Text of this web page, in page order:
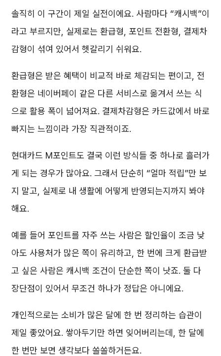
솔직히 이 구간이 제일 실전이에요. 사람마다 “캐시백”이
라고 부르지만, 실제로는 환급형, 포인트 전환형, 결제차
감형이 섞여 있어서 헷갈리기 쉬워요.
환급형은 받은 혜택이 비교적 바로 체감되는 편이고, 전
환형은 네이버페이 같은 다른 서비스로 옮겨서 쓰는 식
으로 활용 폭이 넓어져요. 결제차감형은 카드값에서 바로
빠지는 느낌이라 가장 직관적이죠.
현대카드 M포인트도 결국 이런 방식들 중 하나로 흘러가
게 되는 경우가 많아요. 그래서 단순히 “얼마 적립”만 보
지 말고, 실제로 내 생활에 어떻게 반영되는지까지 봐야
해요.
예를 들어 포인트를 자주 쓰는 사람은 할인율이 조금 낮
아도 사용처가 많은 쪽이 유리하고, 한 번에 크게 환급받
고 싶은 사람은 캐시백 조건이 단순한 쪽이 낫죠. 둘 다
장단점이 있어서 무조건 하나가 정답은 아니에요.
개인적으로는 소비가 많은 달에 한 번 정리하는 습관이
제일 좋았어요. 쌓아두기만 하면 잊어버리는데, 한 달에
한 번만 보면 생각보다 쏠쏠하거든요.